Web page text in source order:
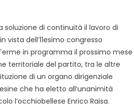
soluzione di continuità il lavoro di
vista dell’11esimo congresso
in programma il prossimo mese
territoriale del partito, tra le altre
di un organo dirigenziale
che ha eletto all’unanimità
l’occhiobellese Enrico Raisa.